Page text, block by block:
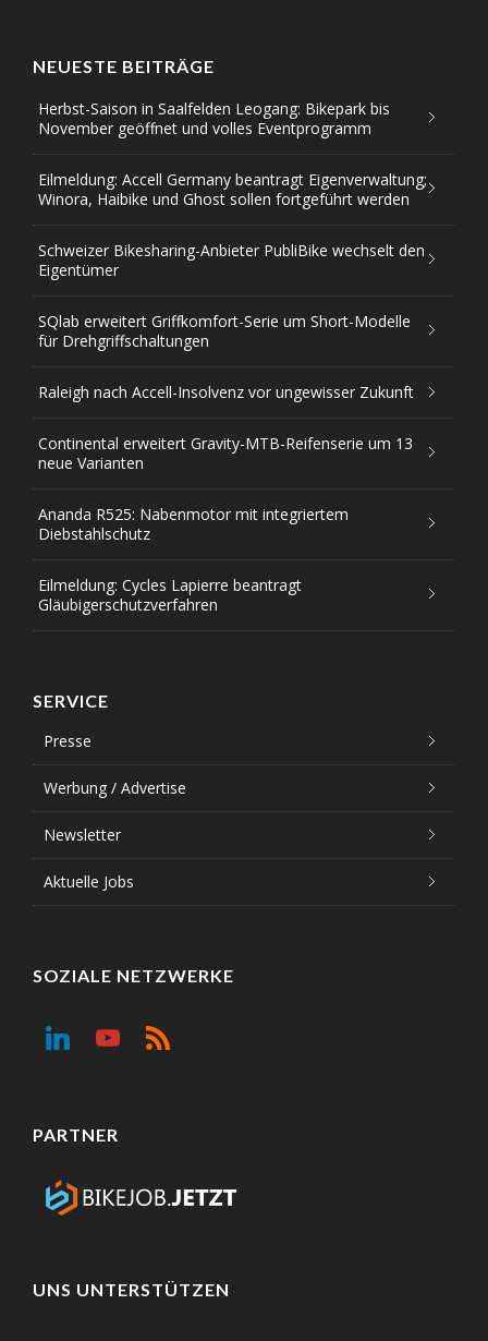
NEUESTE BEITRÄGE
Herbst-Saison in Saalfelden Leogang: Bikepark bis
November geöffnet und volles Eventprogramm
Eilmeldung: Accell Germany beantragt Eigenverwaltung;
Winora, Haibike und Ghost sollen fortgeführt werden
Schweizer Bikesharing-Anbieter PubliBike wechselt den
Eigentümer
SQlab erweitert Griffkomfort-Serie um Short-Modelle
für Drehgriffschaltungen
Raleigh nach Accell-Insolvenz vor ungewisser Zukunft
Continental erweitert Gravity-MTB-Reifenserie um 13
neue Varianten
Ananda R525: Nabenmotor mit integriertem
Diebstahlschutz
Eilmeldung: Cycles Lapierre beantragt
Gläubigerschutzverfahren
SERVICE
Presse
Werbung / Advertise
Newsletter
Aktuelle Jobs
SOZIALE NETZWERKE
PARTNER
UNS UNTERSTÜTZEN